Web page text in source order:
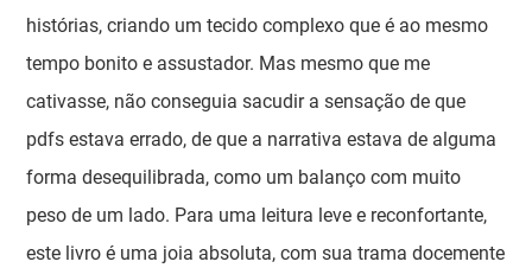
histórias, criando um tecido complexo que é ao mesmo
tempo bonito e assustador. Mas mesmo que me
cativasse, não conseguia sacudir a sensação de que
pdfs estava errado, de que a narrativa estava de alguma
forma desequilibrada, como um balanço com muito
peso de um lado. Para uma leitura leve e reconfortante,
este livro é uma joia absoluta, com sua trama docemente